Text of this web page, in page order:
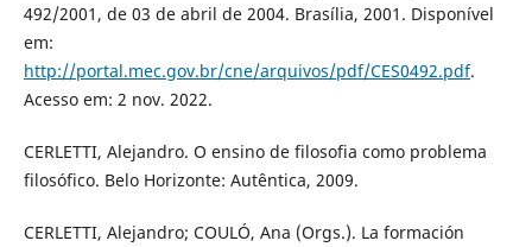
492/2001, de 03 de abril de 2004. Brasília, 2001. Disponível
em:
http://portal.mec.gov.br/cne/arquivos/pdf/CES0492.pdf.
Acesso em: 2 nov. 2022.
CERLETTI, Alejandro. O ensino de filosofia como problema
filosófico. Belo Horizonte: Autêntica, 2009.
CERLETTI, Alejandro; COULÓ, Ana (Orgs.). La formación